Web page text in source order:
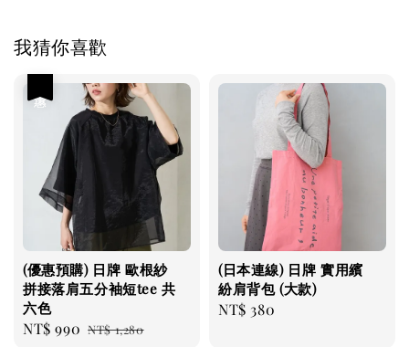
我猜你喜歡
(優惠預購) 日牌 歐根紗
拼接落肩五分袖短tee 共
六色
Sale
NT$ 990 Regular
NT$ 1,280
(日本連線) 日牌 實用繽
紛肩背包 (大款)
Regular
NT$ 380